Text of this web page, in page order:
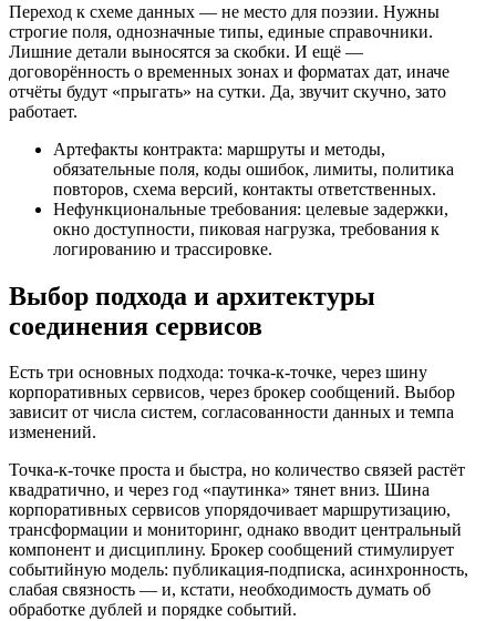
Переход к схеме данных — не место для поэзии. Нужны
строгие поля, однозначные типы, единые справочники.
Лишние детали выносятся за скобки. И ещё —
договорённость о временных зонах и форматах дат, иначе
отчёты будут «прыгать» на сутки. Да, звучит скучно, зато
работает.
Артефакты контракта: маршруты и методы,
обязательные поля, коды ошибок, лимиты, политика
повторов, схема версий, контакты ответственных.
Нефункциональные требования: целевые задержки,
окно доступности, пиковая нагрузка, требования к
логированию и трассировке.
Выбор подхода и архитектуры
соединения сервисов
Есть три основных подхода: точка‑к‑точке, через шину
корпоративных сервисов, через брокер сообщений. Выбор
зависит от числа систем, согласованности данных и темпа
изменений.
Точка‑к‑точке проста и быстра, но количество связей растёт
квадратично, и через год «паутинка» тянет вниз. Шина
корпоративных сервисов упорядочивает маршрутизацию,
трансформации и мониторинг, однако вводит центральный
компонент и дисциплину. Брокер сообщений стимулирует
событийную модель: публикация‑подписка, асинхронность,
слабая связность — и, кстати, необходимость думать об
обработке дублей и порядке событий.